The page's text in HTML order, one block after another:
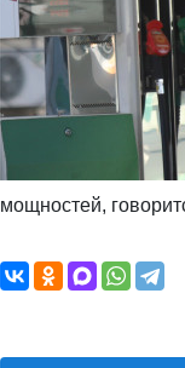
мощностей,